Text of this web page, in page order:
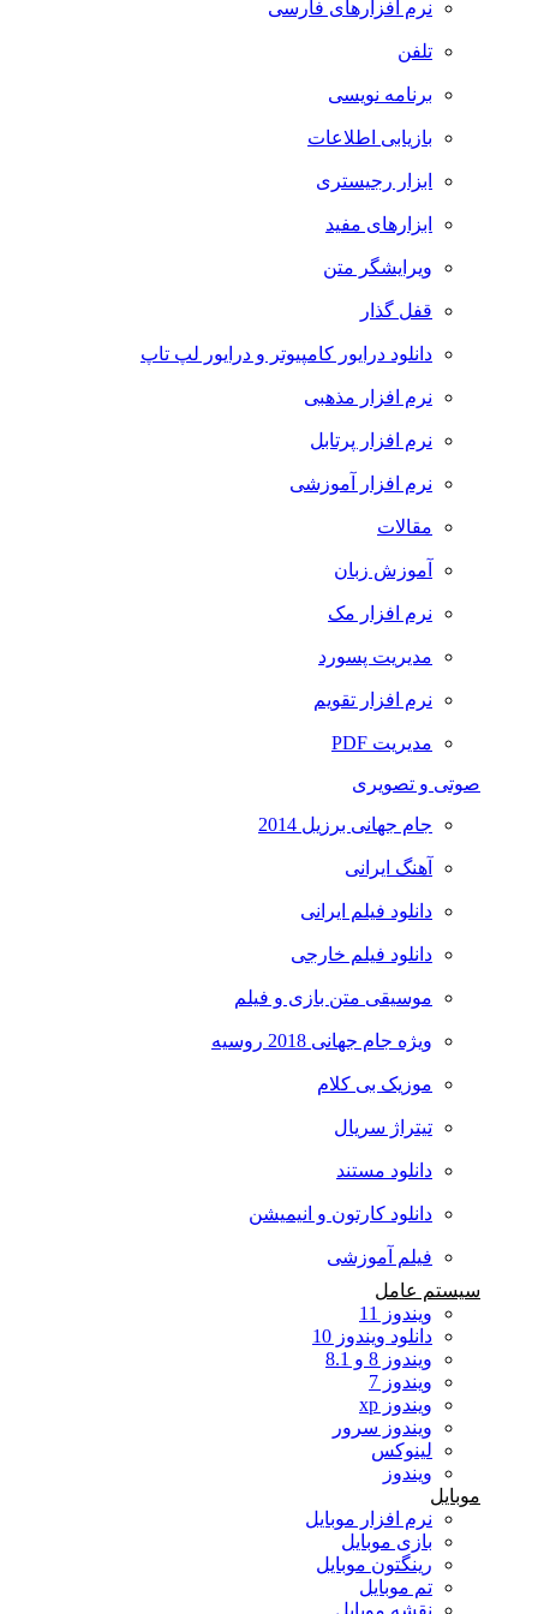
نرم افزارهای فارسی
تلفن
برنامه نویسی
بازیابی اطلاعات
ابزار رجیستری
ابزارهای مفید
ویرایشگر متن
قفل گذار
دانلود درایور کامپیوتر و درایور لپ تاپ
نرم افزار مذهبی
نرم افزار پرتابل
نرم افزار آموزشی
مقالات
آموزش زبان
نرم افزار مک
مدیریت پسورد
نرم افزار تقویم
مدیریت PDF
صوتی و تصویری
جام جهانی برزیل 2014
آهنگ ایرانی
دانلود فیلم ایرانی
دانلود فیلم خارجی
موسیقی متن بازی و فیلم
ویژه جام جهانی 2018 روسیه
موزیک بی کلام
تیتراژ سریال
دانلود مستند
دانلود کارتون و انیمیشن
فیلم آموزشی
سیستم عامل
ویندوز 11
دانلود ویندوز 10
ویندوز 8 و 8.1
ویندوز 7
ویندوز xp
ویندوز سرور
لینوکس
ویندوز
موبایل
نرم افزار موبایل
بازی موبایل
رینگتون موبایل
تم موبایل
نقشه موبایل